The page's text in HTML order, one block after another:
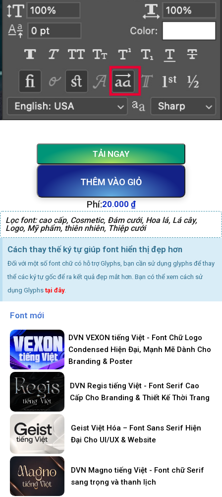
THÊM VÀO GIỎ
TẢI NGAY
Phí:20.000 ₫
Lọc font: cao cấp, Cosmetic, Đám cưới, Hoa lá, Lá cây,
Logo, Mỹ phẩm, thiên nhiên, Thiệp cưới
Cách thay thế ký tự giúp font hiển thị đẹp hơn
Đối với một số font chữ có hỗ trợ Glyphs, bạn cần sử dụng glyphs để thay
thể các ký tự gốc để ra kết quả đẹp mắt hơn. Bạn có thể xem cách sử
dụng Glyphs tại đây.
Font mới
DVN VEXON tiếng Việt - Font Chữ Logo
Condensed Hiện Đại, Mạnh Mẽ Dành Cho
Branding & Poster
DVN Regis tiếng Việt - Font Serif Cao
Cấp Cho Branding & Thiết Kế Thời Trang
Geist Việt Hóa – Font Sans Serif Hiện
Đại Cho UI/UX & Website
DVN Magno tiếng Việt - Font chữ Serif
sang trọng và thanh lịch